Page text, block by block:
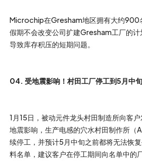
Microchip在Gresham地区拥有大约900
假期不会改变公司扩建Gresham工厂的
导致库存积压的短期问题。
04. 受地震影响！村田工厂停工到5月中旬
1月15日，被动元件龙头村田制造所向客
地震影响，生产电感的穴水村田制作所
续停工，并预计5月中旬之前都将无法恢
料名单，建议客户在停工期间向名单中的